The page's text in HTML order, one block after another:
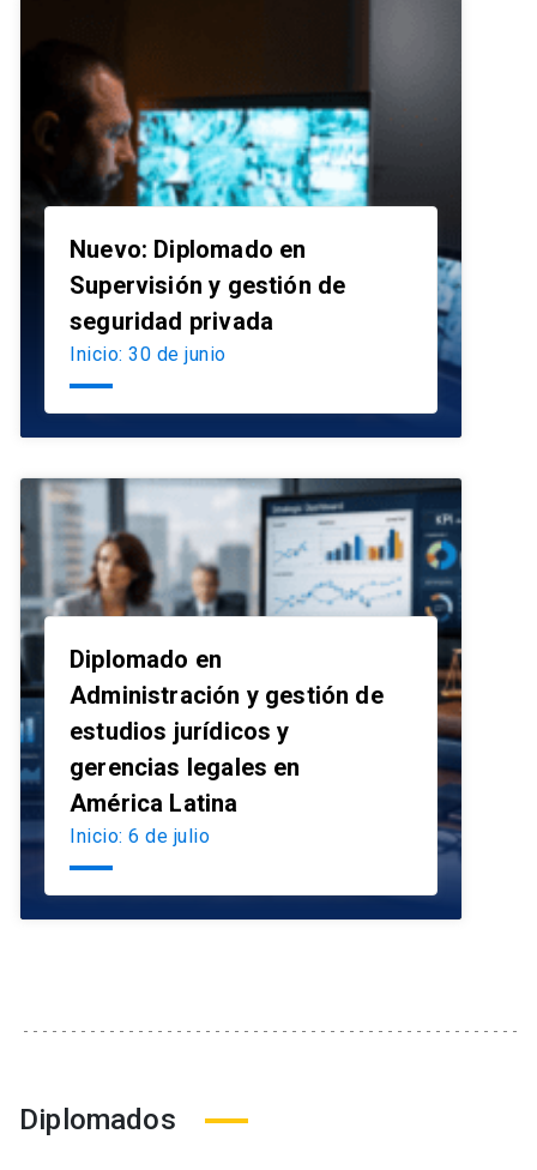
Nuevo: Diplomado en
Supervisión y gestión de
seguridad privada
Inicio: 30 de junio
Diplomado en
Administración y gestión de
estudios jurídicos y
gerencias legales en
América Latina
Inicio: 6 de julio
Diplomados